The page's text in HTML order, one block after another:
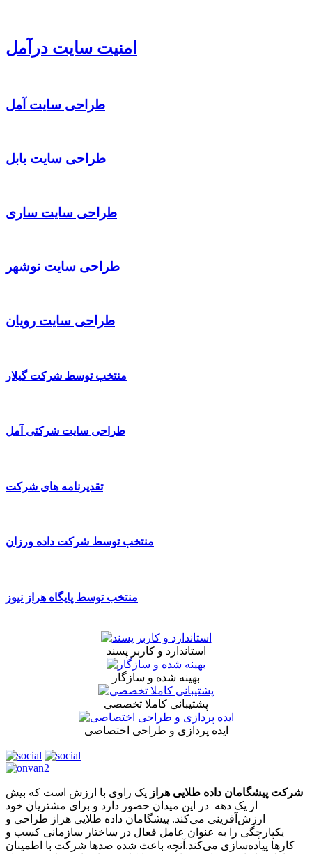
امنیت سایت درآمل
طراحی سایت آمل
طراحی سایت بابل
طراحی سایت ساری
طراحی سایت نوشهر
طراحی سایت رویان
منتخب توسط شرکت گیلار
طراحی سایت شرکتی آمل
تقدیرنامه های شرکت
منتخب توسط شرکت داده ورزان
منتخب توسط پایگاه هراز نیوز
استاندارد و کاربر پسند
بهینه شده و سازگار
پشتیبانی کاملا تخصصی
ایده پردازی و طراحی اختصاصی
شرکت پیشگامان داده طلایی هراز یک راوی با ارزش است که بیش
از یک دهه در این میدان حضور دارد و برای مشتریان خود
ارزش‌آفرینی می‌کند. پیشگامان داده طلایی هراز طراحی و
یکپارچگی را به عنوان عامل فعال در ساختار سازمانی کسب و
کارها پیاده‌سازی می‌کند.آنچه باعث شده صدها شرکت با اطمینان